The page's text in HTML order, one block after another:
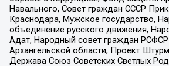
Навального, Совет граждан СССР
Краснодара, Мужское государство,
объединение русского движения,
Адат, Народный совет граждан
Архангельской области, Проект
Держава Союз Советских Светлых